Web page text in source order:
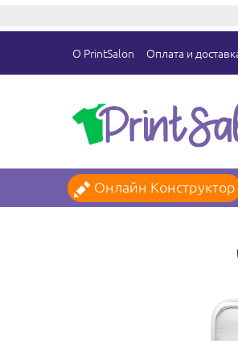
О PrintSalon Оплата и
Онлайн Конструктор